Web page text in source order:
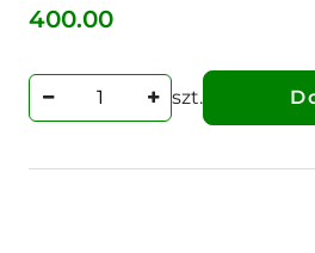
Cena:
400.00
szt.